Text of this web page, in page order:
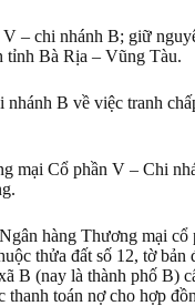
– chi nhánh B; giữ
tỉnh Bà Rịa – Vũng Tàu.
B về việc tranh
mại Cổ phần V – Chi
hàng Thương mại
thửa đất số 12, tờ
B (nay là thành phố B)
toán nợ cho hợp